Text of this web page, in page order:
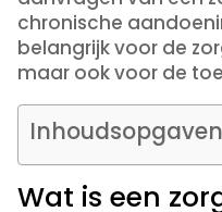
chronische
belangrijk voor de
maar ook voor de
Inhoudsopgaven
Wat is een